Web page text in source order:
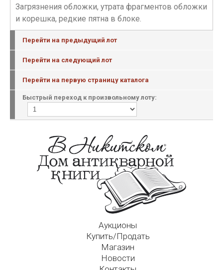
Загрязнения обложки, утрата фрагментов обложки
и корешка, редкие пятна в блоке.
Перейти на предыдущий лот
Перейти на следующий лот
Перейти на первую страницу каталога
Быстрый переход к произвольному лоту:
Аукционы
Купить/Продать
Магазин
Новости